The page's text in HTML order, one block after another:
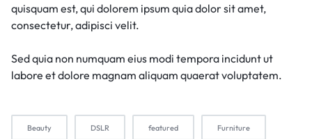
quisquam est, qui dolorem ipsum quia dolor sit amet,
consectetur, adipisci velit.
Sed quia non numquam eius modi tempora incidunt ut
labore et dolore magnam aliquam quaerat voluptatem.
Beauty DSLR featured Furniture